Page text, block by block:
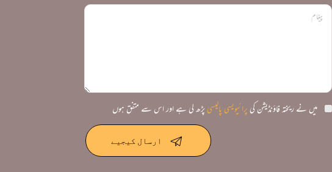
میں نے ریختہ فاؤنڈیشن کی پرائیویسی پالیسی پڑھ لی ہے اور اس سے متفق ہوں
ارسال کیجیے